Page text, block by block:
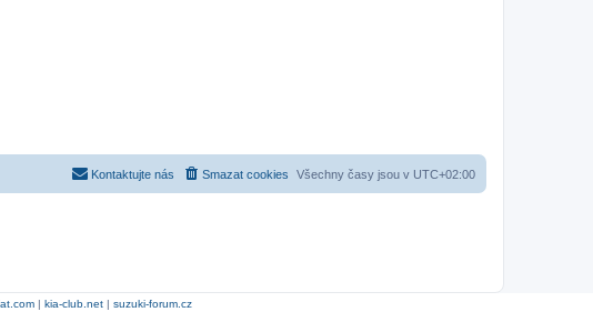
Všechny časy jsou v UTC+02:00
Smazat cookies
Kontaktujte nás
| kia-club.net| suzuki-forum.cz